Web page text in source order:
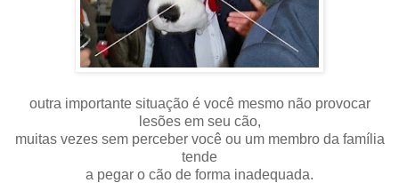
outra importante situação é você mesmo não provocar
lesões em seu cão,
muitas vezes sem perceber você ou um membro da família
tende
a pegar o cão de forma inadequada.